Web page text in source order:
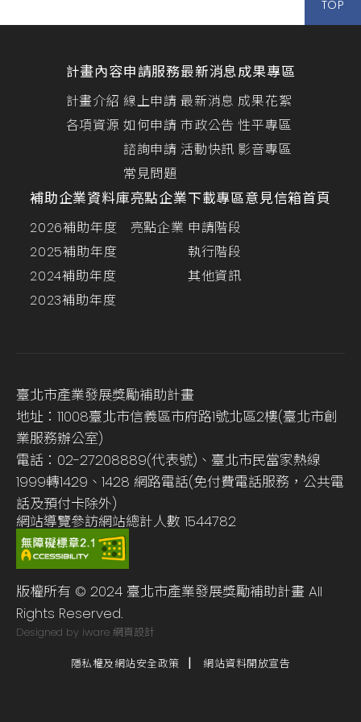
TOP
計畫內容
計畫介紹
各項資源
申請服務
線上申請
如何申請
諮詢申請
常見問題
最新消息
最新消息
市政公告
活動快訊
成果專區
成果花絮
性平專區
影音專區
補助企業資料庫
2026補助年度
2025補助年度
2024補助年度
2023補助年度
亮點企業
亮點企業
下載專區
申請階段
執行階段
其他資訊
意見信箱首頁
臺北市產業發展獎勵補助計畫
地址：11008臺北市信義區市府路1號北區2樓(臺北市創
業服務辦公室)
電話：02-27208889(代表號)、臺北市民當家熱線
1999轉1429、1428 網路電話(免付費電話服務，公共電
話及預付卡除外)
網站導覽參訪網站總計人數 1544782
版權所有 © 2024 臺北市產業發展獎勵補助計畫 All
Rights Reserved.
Designed by iware 網頁設計
隱私權及網站安全政策 網站資料開放宣告